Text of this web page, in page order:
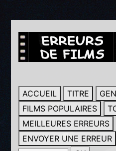
ACCUEIL TITRE
FILMS POPULAIRES
MEILLEURES ERREURS
ENVOYER UNE ERREUR